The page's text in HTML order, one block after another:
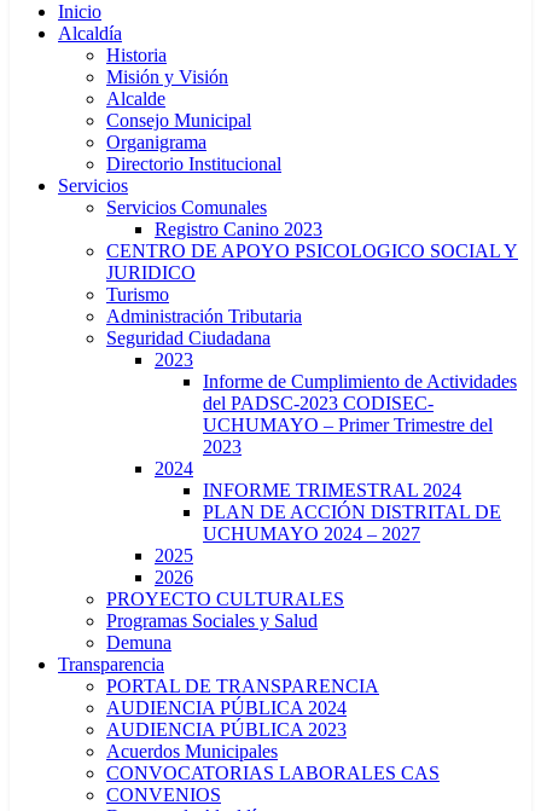
Inicio
Alcaldía
Historia
Misión y Visión
Alcalde
Consejo Municipal
Organigrama
Directorio Institucional
Servicios
Servicios Comunales
Registro Canino 2023
CENTRO DE APOYO PSICOLOGICO SOCIAL Y
JURIDICO
Turismo
Administración Tributaria
Seguridad Ciudadana
2023
Informe de Cumplimiento de Actividades
del PADSC-2023 CODISEC-
UCHUMAYO – Primer Trimestre del
2023
2024
INFORME TRIMESTRAL 2024
PLAN DE ACCIÓN DISTRITAL DE
UCHUMAYO 2024 – 2027
2025
2026
PROYECTO CULTURALES
Programas Sociales y Salud
Demuna
Transparencia
PORTAL DE TRANSPARENCIA
AUDIENCIA PÚBLICA 2024
AUDIENCIA PÚBLICA 2023
Acuerdos Municipales
CONVOCATORIAS LABORALES CAS
CONVENIOS